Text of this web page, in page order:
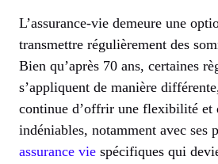
L’assurance-vie demeure une
transmettre régulièrement des
Bien qu’après 70 ans, certaines
s’appliquent de manière
continue d’offrir une flexibilité et
indéniables, notamment avec ses
assurance vie spécifiques qui